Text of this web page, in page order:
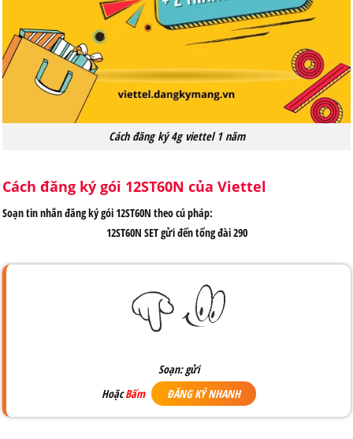
Cách đăng ký 4g viettel 1 năm
Cách đăng ký gói 12ST60N của Viettel
Soạn tin nhắn đăng ký gói 12ST60N theo cú pháp:
12ST60N SETgửi đến tổng đài290
Soạn:gửi
Hoặc Bấm ĐĂNG KÝ NHANH